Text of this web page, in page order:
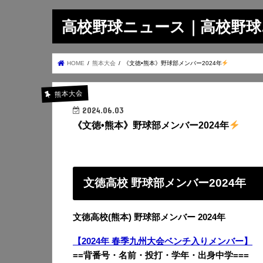
高校野球ニュース｜高校野
HOME 熊本大会 《文徳•熊本》野球部メンバー2024年
熊本大会
2024.06.03
《文徳•熊本》野球部メンバー2024年
文徳高校 野球部メンバー2024年
文徳高校(熊本) 野球部メンバー 2024年
【2024年 春季九州大会ベンチ入りメンバー】
==背番号・名前・投打・学年・出身中学===